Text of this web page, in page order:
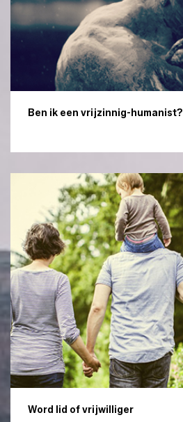
Ben ik een vrijzinnig-humanist?
Word lid of vrijwilliger